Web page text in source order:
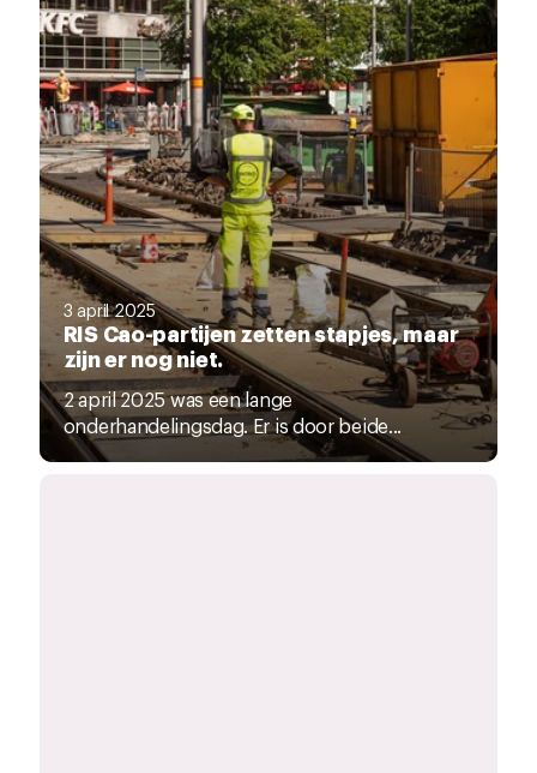
3 april 2025
RIS Cao-partijen zetten stapjes, maar
zijn er nog niet.
2 april 2025 was een lange
onderhandelingsdag. Er is door beide...